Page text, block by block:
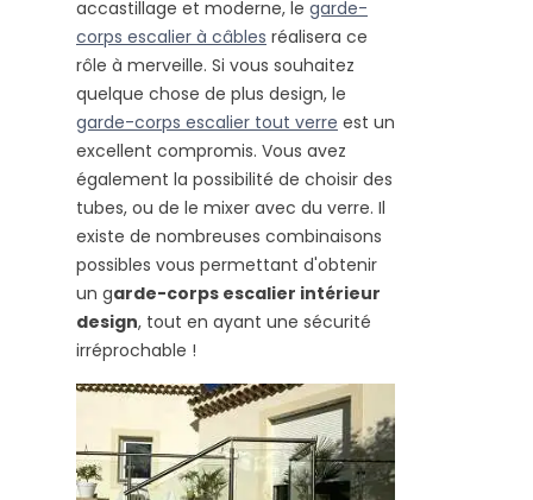
accastillage et moderne, le garde-
corps escalier à câbles réalisera ce
rôle à merveille. Si vous souhaitez
quelque chose de plus design, le
garde-corps escalier tout verre est un
excellent compromis. Vous avez
également la possibilité de choisir des
tubes, ou de le mixer avec du verre. Il
existe de nombreuses combinaisons
possibles vous permettant d'obtenir
un garde-corps escalier intérieur
design, tout en ayant une sécurité
irréprochable !